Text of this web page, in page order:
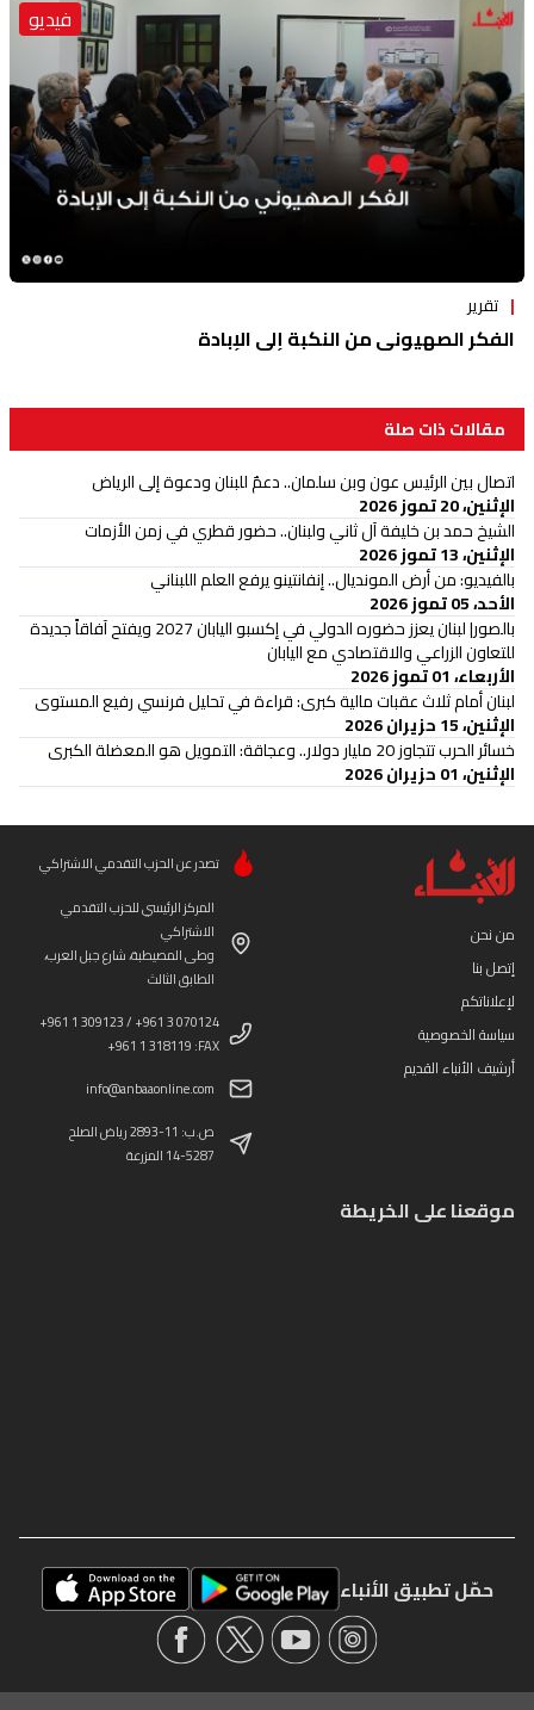
فيديو
تقرير
الفكر الصهيوني من النكبة إلى الإبادة
مقالات ذات صلة
اتصال بين الرئيس عون وبن سلمان.. دعمٌ للبنان ودعوة إلى الرياض
الإثنين، 20 تموز 2026
الشيخ حمد بن خليفة آل ثاني ولبنان.. حضور قطري في زمن الأزمات
الإثنين، 13 تموز 2026
بالفيديو: من أرض المونديال.. إنفانتينو يرفع العلم اللبناني
الأحد، 05 تموز 2026
بالصور| لبنان يعزز حضوره الدولي في إكسبو اليابان 2027 ويفتح آفاقاً جديدة
للتعاون الزراعي والاقتصادي مع اليابان
الأربعاء، 01 تموز 2026
لبنان أمام ثلاث عقبات مالية كبرى: قراءة في تحليل فرنسي رفيع المستوى
الإثنين، 15 حزيران 2026
خسائر الحرب تتجاوز 20 مليار دولار.. وعجاقة: التمويل هو المعضلة الكبرى
الإثنين، 01 حزيران 2026
من نحن
إتصل بنا
لإعلاناتكم
سياسة الخصوصية
أرشيف الأنباء القديم
تصدر عن الحزب التقدمي الاشتراكي
المركز الرئيسي للحزب التقدمي
الاشتراكي
وطى المصيطبة، شارع جبل العرب،
الطابق الثالث
+961 1 309123 / +961 3 070124
+961 1 318119 :FAX
info@anbaaonline.com
ص.ب: 11-2893 رياض الصلح
14-5287 المزرعة
موقعنا على الخريطة
حمّل تطبيق الأنباء